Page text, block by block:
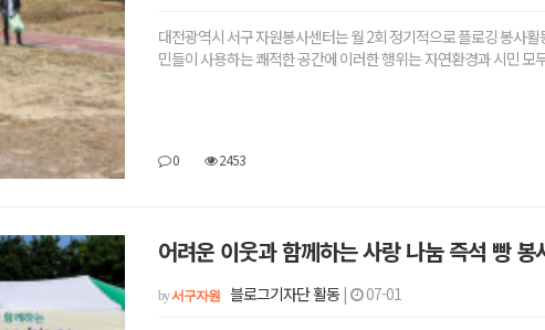
대전광역시 서구 자원봉사센터는 월 2회 정기적으로 플로깅 봉사
민들이 사용하는 쾌적한 공간에 이러한 행위는 자연환경과 시민
0 2453
어려운 이웃과 함께하는 사랑 나눔 즉석 빵 봉
by서구자원 블로그기자단 활동 | 07-01